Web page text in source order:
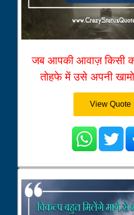
जब आपकी आवाज़ किसी
तोहफे में उसे अपनी
View Quote